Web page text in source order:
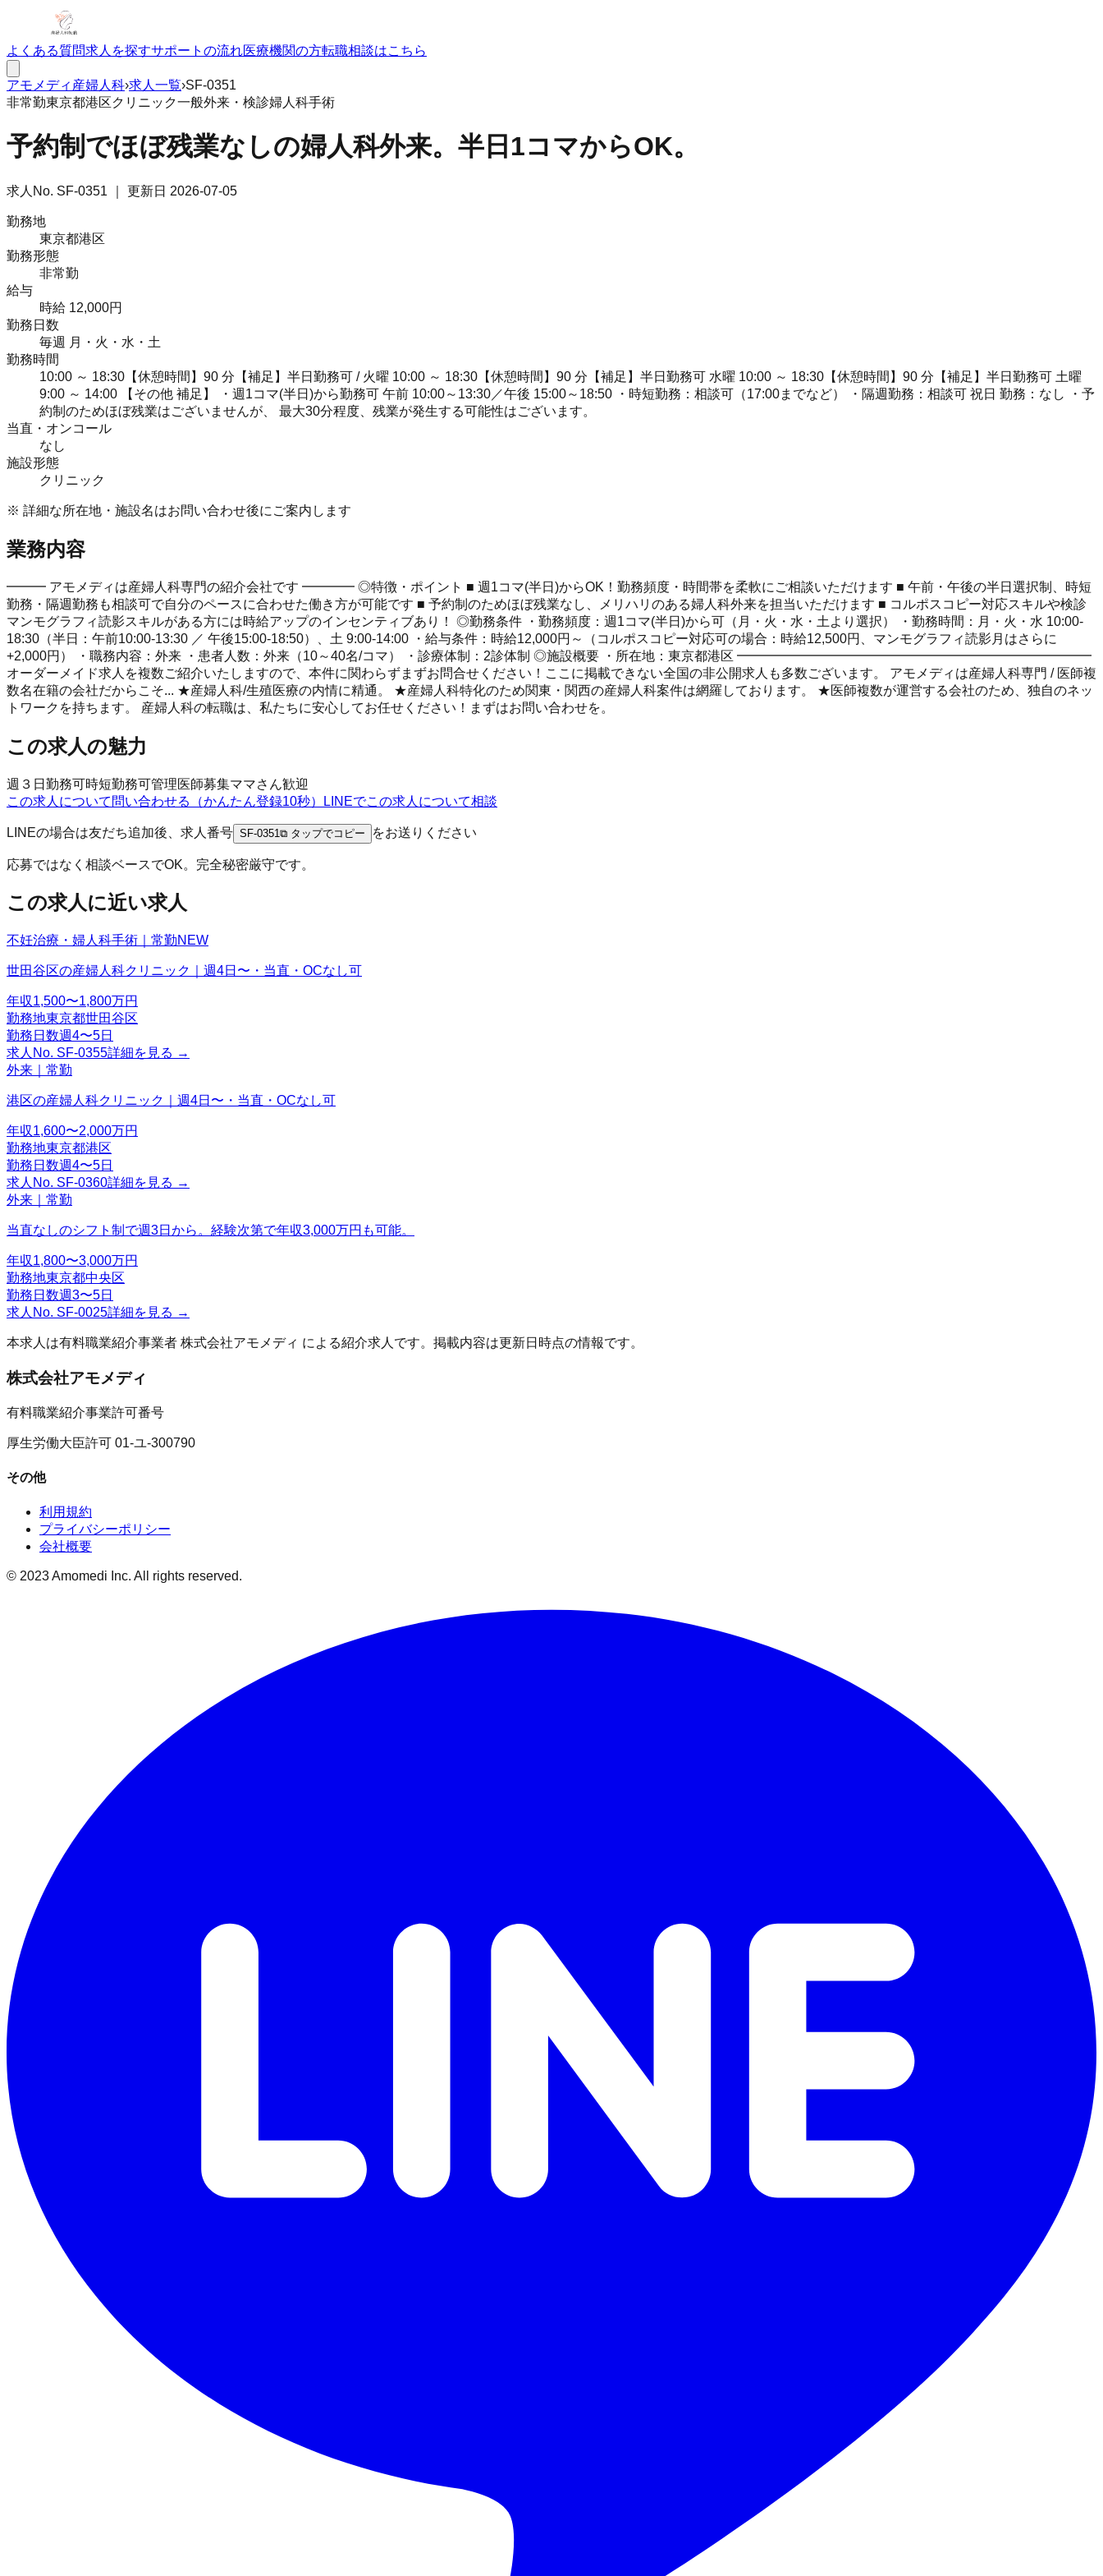
よくある質問求人を探すサポートの流れ医療機関の方転職相談はこちら
アモメディ 産婦人科›求人一覧›SF-0351
非常勤東京都港区クリニック一般外来・検診婦人科手術
予約制でほぼ残業なしの婦人科外来。半日1コマからOK。
求人No. SF-0351 ｜ 更新日 2026-07-05
勤務地
東京都港区
勤務形態
非常勤
給与
時給 12,000円
勤務日数
毎週 月・火・水・土
勤務時間
10:00 ～ 18:30【休憩時間】90 分【補足】半日勤務可 / 火曜 10:00 ～ 18:30【休憩時間】90 分【補足】半日勤務可 水曜 10:00 ～ 18:30【休憩時間】90 分【補足】半日勤務可 土曜
9:00 ～ 14:00 【その他 補足】 ・週1コマ(半日)から勤務可 午前 10:00～13:30／午後 15:00～18:50 ・時短勤務：相談可（17:00までなど） ・隔週勤務：相談可 祝日 勤務：なし ・予
約制のためほぼ残業はございませんが、 最大30分程度、残業が発生する可能性はございます。
当直・オンコール
なし
施設形態
クリニック
※ 詳細な所在地・施設名はお問い合わせ後にご案内します
業務内容
━━━ アモメディは産婦人科専門の紹介会社です ━━━━ ◎特徴・ポイント ■ 週1コマ(半日)からOK！勤務頻度・時間帯を柔軟にご相談いただけます ■ 午前・午後の半日選択制、時短
勤務・隔週勤務も相談可で自分のペースに合わせた働き方が可能です ■ 予約制のためほぼ残業なし、メリハリのある婦人科外来を担当いただけます ■ コルポスコピー対応スキルや検診
マンモグラフィ読影スキルがある方には時給アップのインセンティブあり！ ◎勤務条件 ・勤務頻度：週1コマ(半日)から可（月・火・水・土より選択） ・勤務時間：月・火・水 10:00-
18:30（半日：午前10:00-13:30 ／ 午後15:00-18:50）、土 9:00-14:00 ・給与条件：時給12,000円～（コルポスコピー対応可の場合：時給12,500円、マンモグラフィ読影月はさらに
+2,000円） ・職務内容：外来 ・患者人数：外来（10～40名/コマ） ・診療体制：2診体制 ◎施設概要 ・所在地：東京都港区 ━━━━━━━━━━━━━━━━━━━━━━━━━━━
オーダーメイド求人を複数ご紹介いたしますので、本件に関わらずまずお問合せください！ここに掲載できない全国の非公開求人も多数ございます。 アモメディは産婦人科専門 / 医師複
数名在籍の会社だからこそ... ★産婦人科/生殖医療の内情に精通。 ★産婦人科特化のため関東・関西の産婦人科案件は網羅しております。 ★医師複数が運営する会社のため、独自のネッ
トワークを持ちます。 産婦人科の転職は、私たちに安心してお任せください！まずはお問い合わせを。
この求人の魅力
週３日勤務可時短勤務可管理医師募集ママさん歓迎
この求人について問い合わせる（かんたん登録10秒）
LINEでこの求人について相談
LINEの場合は友だち追加後、求人番号 SF-0351⧉ タップでコピー をお送りください
応募ではなく相談ベースでOK。完全秘密厳守です。
この求人に近い求人
不妊治療・婦人科手術｜常勤NEW
世田谷区の産婦人科クリニック｜週4日〜・当直・OCなし可
年収1,500〜1,800万円
勤務地東京都世田谷区
勤務日数週4〜5日
求人No. SF-0355詳細を見る →
外来｜常勤
港区の産婦人科クリニック｜週4日〜・当直・OCなし可
年収1,600〜2,000万円
勤務地東京都港区
勤務日数週4〜5日
求人No. SF-0360詳細を見る →
外来｜常勤
当直なしのシフト制で週3日から。経験次第で年収3,000万円も可能。
年収1,800〜3,000万円
勤務地東京都中央区
勤務日数週3〜5日
求人No. SF-0025詳細を見る →
本求人は有料職業紹介事業者 株式会社アモメディ による紹介求人です。掲載内容は更新日時点の情報です。
株式会社アモメディ
有料職業紹介事業許可番号
厚生労働大臣許可 01-ユ-300790
その他
利用規約
プライバシーポリシー
会社概要
© 2023 Amomedi Inc. All rights reserved.